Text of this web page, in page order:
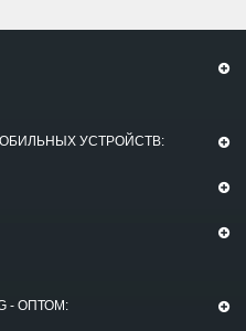
УСТРОЙСТВ:
- ОПТОМ: